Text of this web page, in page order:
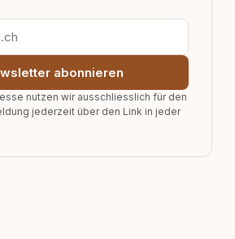
abonnieren
nutzen wir ausschliesslich für den
jederzeit über den Link in jeder